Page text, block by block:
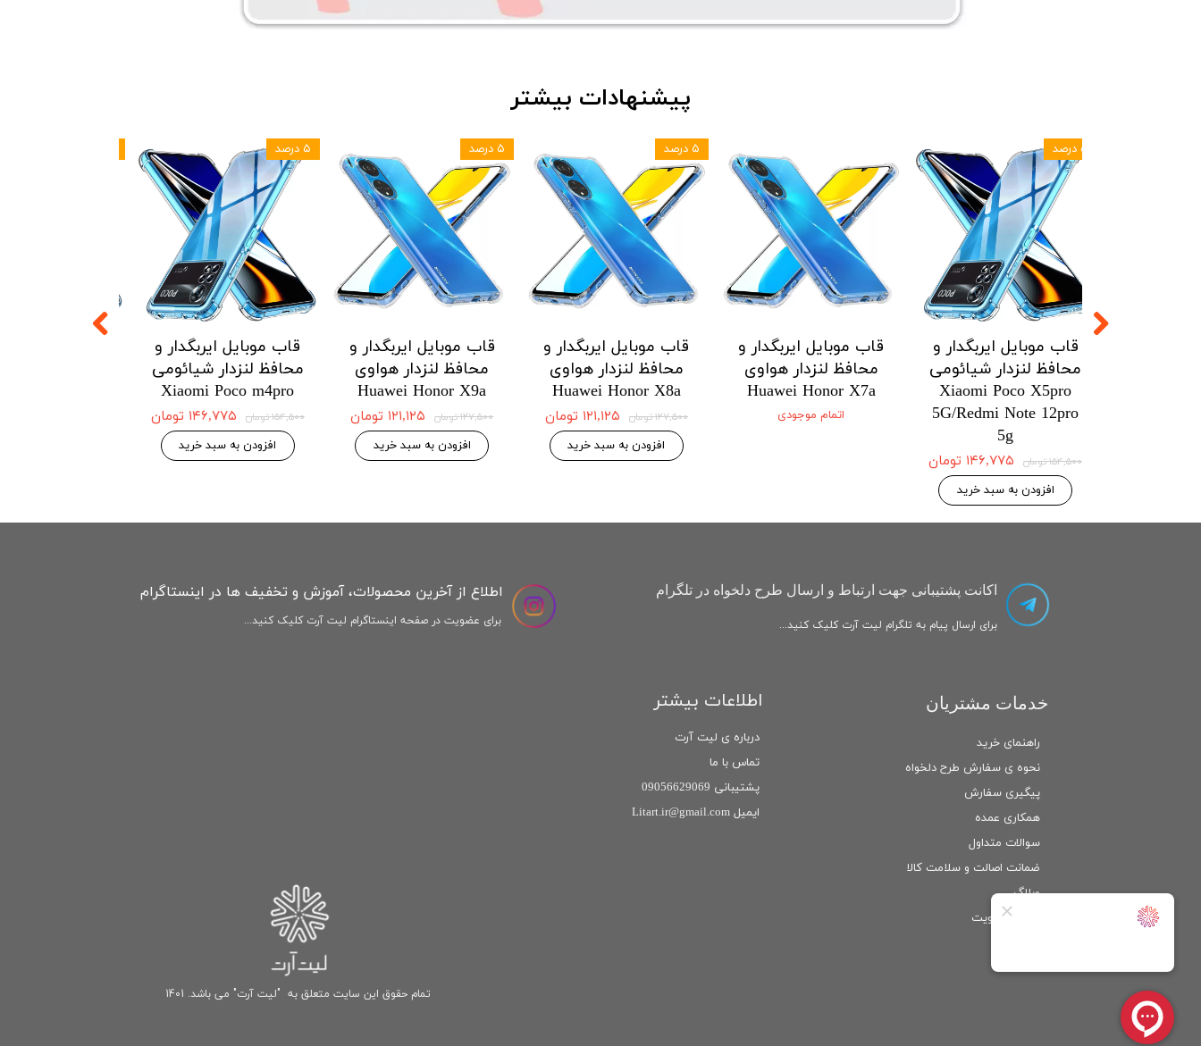
قاب موبایل ایربگدار و
محافظ لنزدار شیائومی
Xiaomi Poco m4pro
۱۵۴,۵۰۰ تومان ۱۴۶,۷۷۵ تومان
افزودن به سبد خرید
۵ درصد
قاب موبایل ایربگدار و
محافظ لنزدار هواوی
Huawei Honor X9a
۱۲۷,۵۰۰ تومان ۱۲۱,۱۲۵ تومان
افزودن به سبد خرید
۵ درصد
قاب موبایل ایربگدار و
محافظ لنزدار هواوی
Huawei Honor X8a
۱۲۷,۵۰۰ تومان ۱۲۱,۱۲۵ تومان
افزودن به سبد خرید
۵ درصد
قاب موبایل ایربگدار و
محافظ لنزدار هواوی
Huawei Honor X7a
اتمام موجودی
قاب موبایل ایربگدار و
محافظ لنزدار شیائومی
Xiaomi Poco X5pro
5G/Redmi Note 12pro
۱۵۴,۵۰۰ تومان ۱۴۶,۷۷۵ تومان
افزودن به سبد خرید
۵ درصد
پیشنهادات بیشتر
راهنمای خرید
نحوه ی سفارش طرح دلخواه
پیگیری سفارش
همکاری عمده
سوالات متداول
ضمانت اصالت و سلامت كالا
وبلاگ
خدمات مشتریان
اکانت پشتیبانی جهت ارتباط و ارسال طرح دلخواه در تلگرام
برای ارسال پیام به تلگرام لیت آرت کلیک کنید...
اطلاعات بیشتر
درباره ی لیت آرت
تماس با ما
پشتیبانی 09056629069
ایمیل Litart.ir@gmail.com
تمام حقوق این سایت متعلق به "لیت آرت" می باشد. 1401
اطلاع از آخرین محصولات، آموزش و تخفیف ها در اینستاگرام
برای عضویت در صفحه اینستاگرام لیت آرت کلیک کنید...
عضویت